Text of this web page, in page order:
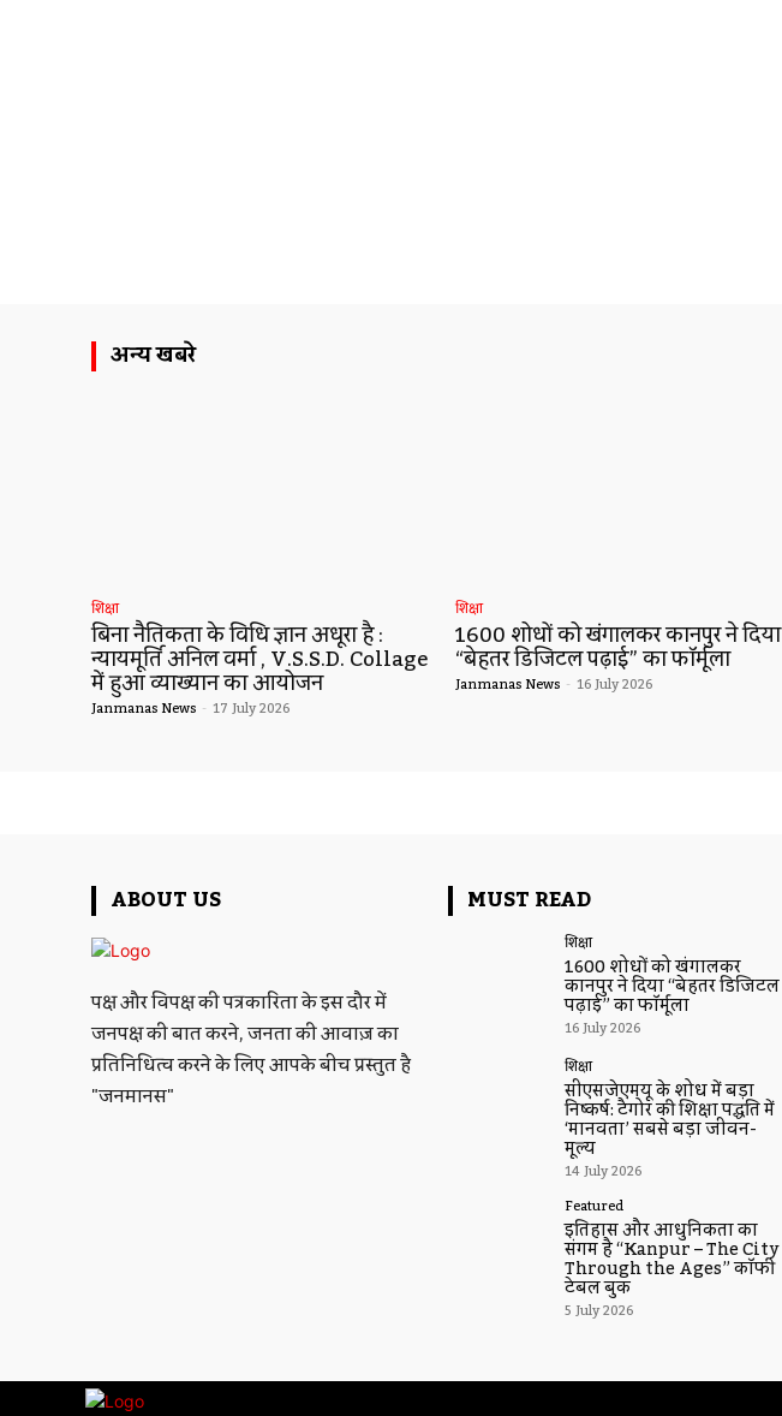
अन्य खबरे
शिक्षा
बिना नैतिकता के विधि ज्ञान अधूरा है :
न्यायमूर्ति अनिल वर्मा , V.S.S.D. Collage
में हुआ व्याख्यान का आयोजन
Janmanas News - 17 July 2026
शिक्षा
1600 शोधों को खंगालकर कानपुर ने दिया
“बेहतर डिजिटल पढ़ाई” का फॉर्मूला
Janmanas News - 16 July 2026
ABOUT US
पक्ष और विपक्ष की पत्रकारिता के इस दौर में
जनपक्ष की बात करने, जनता की आवाज़ का
प्रतिनिधित्व करने के लिए आपके बीच प्रस्तुत है
"जनमानस"
MUST READ
शिक्षा
1600 शोधों को खंगालकर
कानपुर ने दिया “बेहतर डिजिटल
पढ़ाई” का फॉर्मूला
16 July 2026
शिक्षा
सीएसजेएमयू के शोध में बड़ा
निष्कर्ष: टैगोर की शिक्षा पद्धति में
‘मानवता’ सबसे बड़ा जीवन-
मूल्य
14 July 2026
Featured
इतिहास और आधुनिकता का
संगम है “Kanpur – The City
Through the Ages” कॉफी
टेबल बुक
5 July 2026